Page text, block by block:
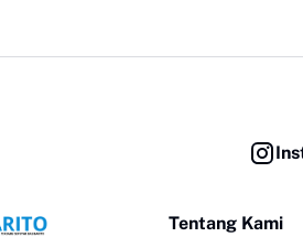
Tentang Kami